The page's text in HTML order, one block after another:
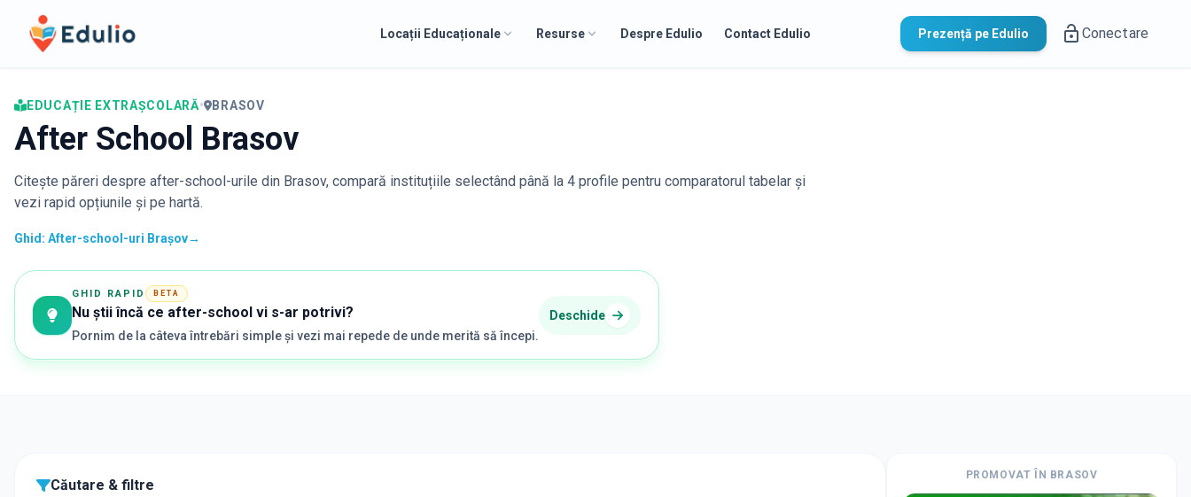
Edulio
Locații Educaționale Resurse Despre Edulio Contact Edulio Prezență pe Edulio Conectare
EDUCAȚIE EXTRAȘCOLARĂ• BRASOV
After School Brasov
Citește păreri despre after-school-urile din Brasov, compară instituțiile selectând până la 4 profile pentru comparatorul tabelar și
vezi rapid opțiunile și pe hartă.
Ghid: After-school-uri Brașov→
GHID RAPID BETA
Nu știi încă ce after-school vi s-ar potrivi?
Pornim de la câteva întrebări simple și vezi mai repede de unde merită să începi.
Deschide
Căutare & filtre
PROMOVAT ÎN BRASOV